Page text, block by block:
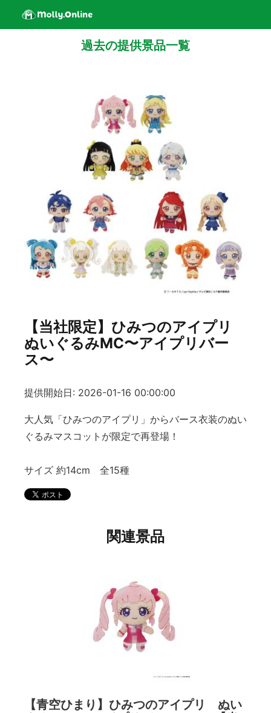
過去の提供景品一覧
【当社限定】ひみつのアイプリ
ぬいぐるみMC〜アイプリバー
ス〜
提供開始日: 2026-01-16 00:00:00
大人気「ひみつのアイプリ」からバース衣装のぬい
ぐるみマスコットが限定で再登場！
サイズ 約14cm 全15種
関連景品
【青空ひまり】ひみつのアイプリ ぬい